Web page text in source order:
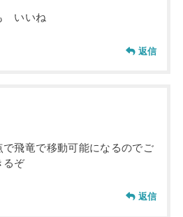
いいね
返信
飛竜で移動可能になるのでご
るぞ
返信